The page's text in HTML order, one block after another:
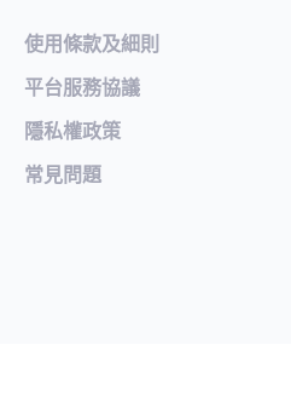
使用條款及細則
平台服務協議
隱私權政策
常見問題​